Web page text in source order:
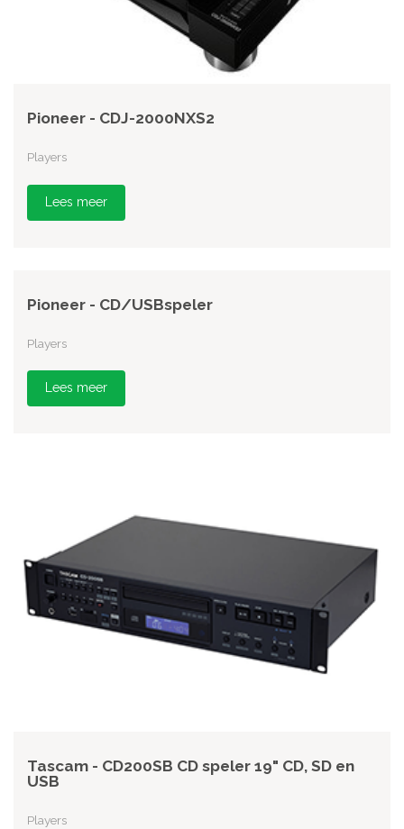
Pioneer - CDJ-2000NXS2
Players
Lees meer
Pioneer - CD/USBspeler
Players
Lees meer
Tascam - CD200SB CD speler 19" CD, SD en
USB
Players